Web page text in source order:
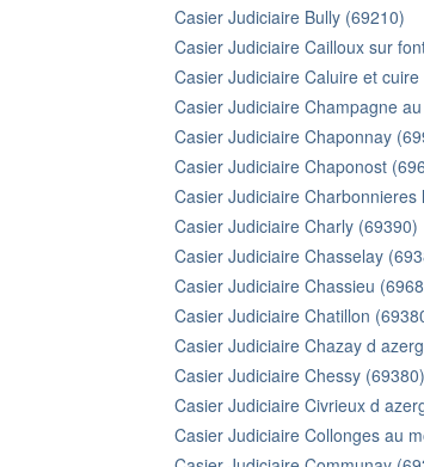
Casier Judiciaire Bully (69210)
Casier Judiciaire Cailloux sur
Casier Judiciaire Caluire et
Casier Judiciaire Champagne
Casier Judiciaire Chaponnay
Casier Judiciaire Chaponost
Casier Judiciaire
Casier Judiciaire Charly (69390)
Casier Judiciaire Chasselay
Casier Judiciaire Chassieu
Casier Judiciaire Chatillon
Casier Judiciaire Chazay d
Casier Judiciaire Chessy (69380)
Casier Judiciaire Civrieux d
Casier Judiciaire Collonges au